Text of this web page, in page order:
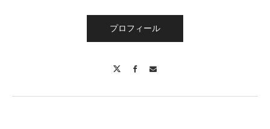
プロフィール